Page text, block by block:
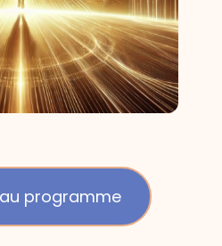
programme